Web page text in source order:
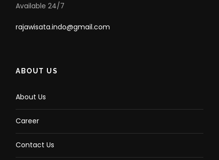
Available 24/7
rajawisata.indo@gmail.com
ABOUT US
About Us
Career
Contact Us